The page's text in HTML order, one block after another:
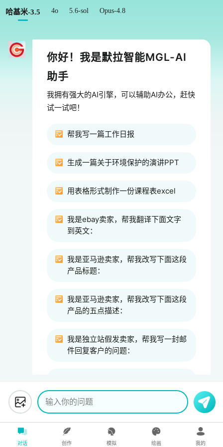
哈基米-3.5 4o 5.6-sol Opus-4.8
你好！我是默拉智能MGL-AI
助手
我拥有强大的AI引擎，可以辅助AI办公，赶快
试一试吧！
帮我写一篇工作日报
生成一篇关于环境保护的演讲PPT
用表格形式制作一份课程表excel
我是ebay卖家，帮我翻译下面文字
到英文：
我是亚马逊卖家，帮我改写下面这段
产品标题：
我是亚马逊卖家，帮我改写下面这段
产品的五点描述：
我是独立站假发卖家，帮我写一封邮
件回复客户的问题：
假如你是数学家，根据下面几组数字
合：
输入你的问题
对话 创作 模拟 绘画 我的